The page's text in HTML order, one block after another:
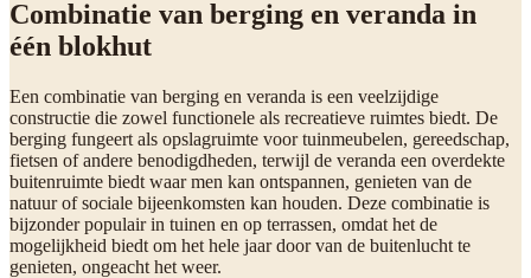
Combinatie van berging en veranda in
één blokhut
Een combinatie van berging en veranda is een veelzijdige
constructie die zowel functionele als recreatieve ruimtes biedt. De
berging fungeert als opslagruimte voor tuinmeubelen, gereedschap,
fietsen of andere benodigdheden, terwijl de veranda een overdekte
buitenruimte biedt waar men kan ontspannen, genieten van de
natuur of sociale bijeenkomsten kan houden. Deze combinatie is
bijzonder populair in tuinen en op terrassen, omdat het de
mogelijkheid biedt om het hele jaar door van de buitenlucht te
genieten, ongeacht het weer.